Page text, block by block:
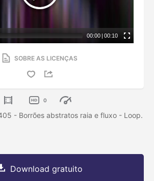
00:00 | 00:10
SOBRE AS LICENÇAS
0
- Borrões abstratos raia e fluxo - Loop.
Download gratuito